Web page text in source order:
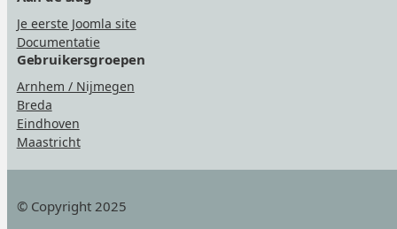
Je eerste Joomla site
Documentatie
Gebruikersgroepen
Arnhem / Nijmegen
Breda
Eindhoven
Maastricht
© Copyright 2025